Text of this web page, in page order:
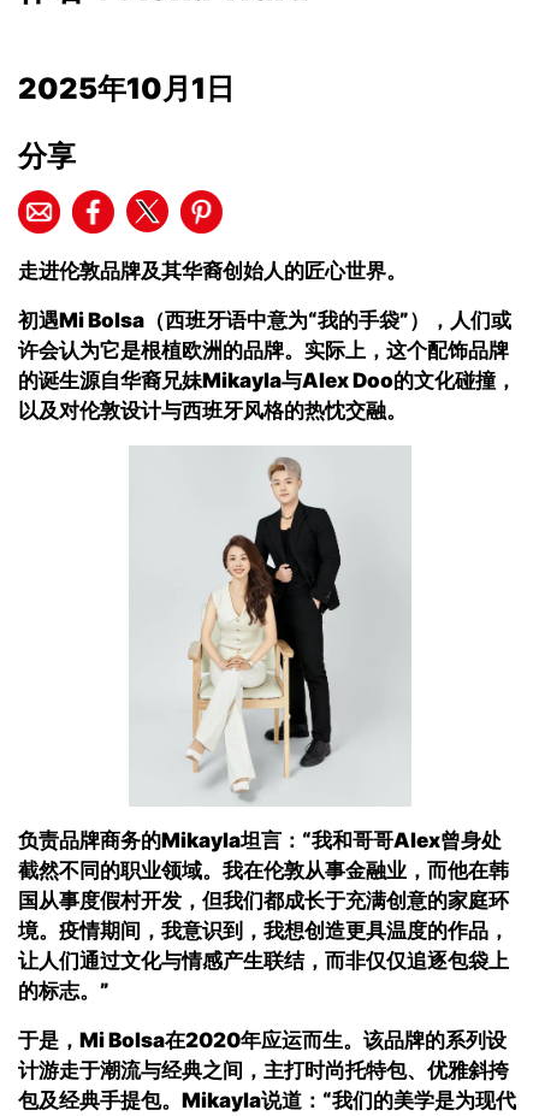
2025年10月1日
分享
走进伦敦品牌及其华裔创始人的匠心世界。
初遇Mi Bolsa（西班牙语中意为“我的手袋”）， 人们或
许会认为它是根植欧洲的品牌。实际上，这个配饰品牌
的诞生源自华裔兄妹Mikayla与Alex Doo的文化碰撞，
以及对伦敦设计与西班牙风格的热忱交融。
负责品牌商务的Mikayla坦言：“我和哥哥Alex曾身处
截然不同的职业领域。我在伦敦从事金融业，而他在韩
国从事度假村开发，但我们都成长于充满创意的家庭环
境。 疫情期间，我意识到，我想创造更具温度的作品，
让人们通过文化与情感产生联结，而非仅仅追逐包袋上
的标志。”
于是 ，Mi Bolsa在2020年应运而生。该品牌的系列设
计游走于潮流与经典之间 ， 主打时尚托特包、优雅斜挎
包及经典手提包。 Mikayla说道：“我们的美学是为现代